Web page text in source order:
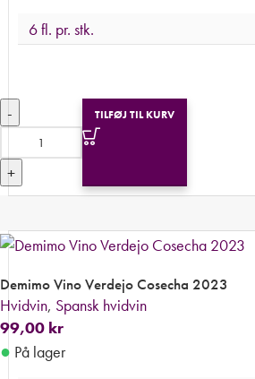
6 fl. pr. stk.
-
+
TILFØJ TIL KURV
Demimo Vino Verdejo Cosecha 2023
Hvidvin, Spansk hvidvin
99,00 kr
● På lager